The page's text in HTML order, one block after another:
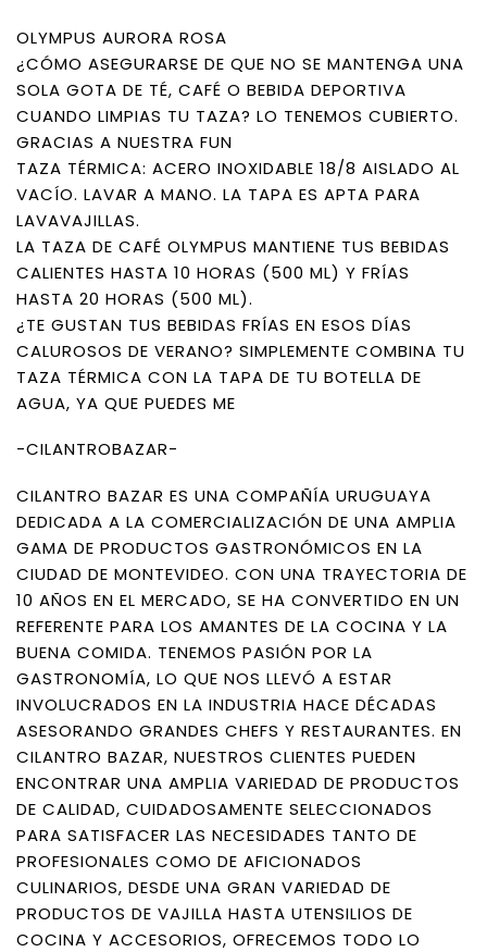
OLYMPUS AURORA ROSA
¿CÓMO ASEGURARSE DE QUE NO SE MANTENGA UNA
SOLA GOTA DE TÉ, CAFÉ O BEBIDA DEPORTIVA
CUANDO LIMPIAS TU TAZA? LO TENEMOS CUBIERTO.
GRACIAS A NUESTRA FUN
TAZA TÉRMICA: ACERO INOXIDABLE 18/8 AISLADO AL
VACÍO. LAVAR A MANO. LA TAPA ES APTA PARA
LAVAVAJILLAS.
LA TAZA DE CAFÉ OLYMPUS MANTIENE TUS BEBIDAS
CALIENTES HASTA 10 HORAS (500 ML) Y FRÍAS
HASTA 20 HORAS (500 ML).
¿TE GUSTAN TUS BEBIDAS FRÍAS EN ESOS DÍAS
CALUROSOS DE VERANO? SIMPLEMENTE COMBINA TU
TAZA TÉRMICA CON LA TAPA DE TU BOTELLA DE
AGUA, YA QUE PUEDES ME
-CILANTROBAZAR-
CILANTRO BAZAR ES UNA COMPAÑÍA URUGUAYA
DEDICADA A LA COMERCIALIZACIÓN DE UNA AMPLIA
GAMA DE PRODUCTOS GASTRONÓMICOS EN LA
CIUDAD DE MONTEVIDEO. CON UNA TRAYECTORIA DE
10 AÑOS EN EL MERCADO, SE HA CONVERTIDO EN UN
REFERENTE PARA LOS AMANTES DE LA COCINA Y LA
BUENA COMIDA. TENEMOS PASIÓN POR LA
GASTRONOMÍA, LO QUE NOS LLEVÓ A ESTAR
INVOLUCRADOS EN LA INDUSTRIA HACE DÉCADAS
ASESORANDO GRANDES CHEFS Y RESTAURANTES. EN
CILANTRO BAZAR, NUESTROS CLIENTES PUEDEN
ENCONTRAR UNA AMPLIA VARIEDAD DE PRODUCTOS
DE CALIDAD, CUIDADOSAMENTE SELECCIONADOS
PARA SATISFACER LAS NECESIDADES TANTO DE
PROFESIONALES COMO DE AFICIONADOS
CULINARIOS, DESDE UNA GRAN VARIEDAD DE
PRODUCTOS DE VAJILLA HASTA UTENSILIOS DE
COCINA Y ACCESORIOS, OFRECEMOS TODO LO